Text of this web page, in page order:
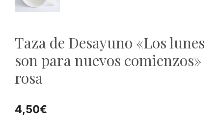
Taza de Desayuno «Los lunes
son para nuevos comienzos»
rosa
4,50€